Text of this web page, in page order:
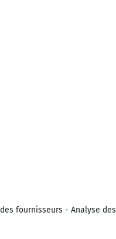
fournisseurs - Analyse des